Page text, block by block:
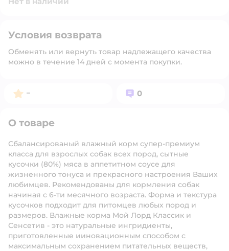
Условия возврата
Обменять или вернуть товар надлежащего качества
можно в течение 14 дней с момента покупки.
Рейтинг:
– Вопросов:
0
О товаре
Сбалансированый влажный корм супер-премиум
класса для взрослых собак всех пород, сытные
кусочки (80%) мяса в аппетитном соусе для
жизненного тонуса и прекрасного настроения Ваших
любимцев. Рекомендованы для кормления собак
начиная с 6-ти месячного возраста. Форма и текстура
кусочков подходит для питомцев любых пород и
размеров. Влажные корма Мой Лорд Классик и
Сенсетив - это натуральные ингридиенты,
приготовленные ииновационным способом с
максимальным сохранением питательных веществ,